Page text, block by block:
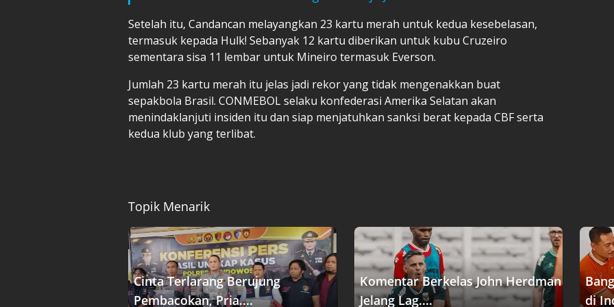
Setelah itu, Candancan melayangkan 23 kartu merah untuk kedua kesebelasan,
termasuk kepada Hulk! Sebanyak 12 kartu diberikan untuk kubu Cruzeiro
sementara sisa 11 lembar untuk Mineiro termasuk Everson.
Jumlah 23 kartu merah itu jelas jadi rekor yang tidak mengenakkan buat
sepakbola Brasil. CONMEBOL selaku konfederasi Amerika Selatan akan
menindaklanjuti insiden itu dan siap menjatuhkan sanksi berat kepada CBF serta
kedua klub yang terlibat.
Topik Menarik
Cinta Terlarang Berujung
Pembacokan, Pria....
Komentar Berkelas John Herdman
Jelang Lag....
di